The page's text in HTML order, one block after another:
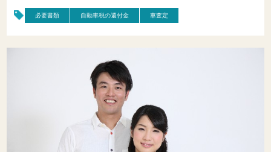
必要書類 自動車税の還付金 車査定